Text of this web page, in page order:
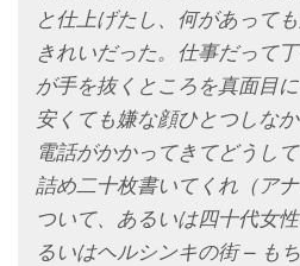
と仕上げたし、何があって
きれいだった。仕事だって
が手を抜くところを真面目
安くても嫌な顔ひとつしな
電話がかかってきてどうし
詰め二十枚書いてくれ（ア
ついて、あるいは四十代女
るいはヘルシンキの街 – も